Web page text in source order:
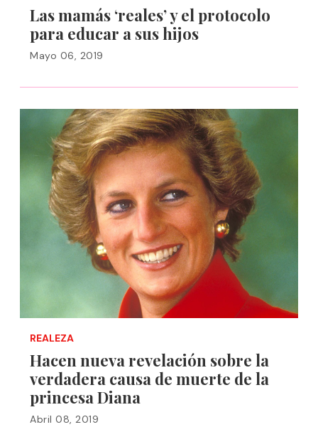
Las mamás ‘reales’ y el protocolo
para educar a sus hijos
Mayo 06, 2019
REALEZA
Hacen nueva revelación sobre la
verdadera causa de muerte de la
princesa Diana
Abril 08, 2019